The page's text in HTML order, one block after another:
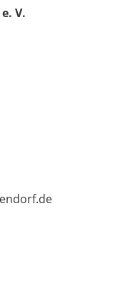
V.